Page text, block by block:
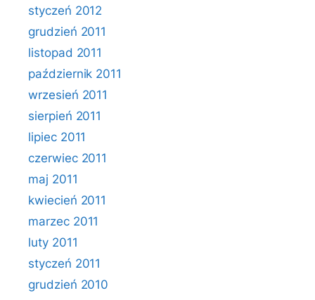
styczeń 2012
grudzień 2011
listopad 2011
październik 2011
wrzesień 2011
sierpień 2011
lipiec 2011
czerwiec 2011
maj 2011
kwiecień 2011
marzec 2011
luty 2011
styczeń 2011
grudzień 2010